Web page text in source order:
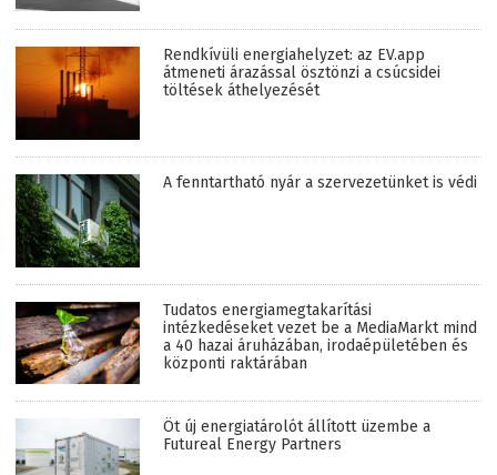
Rendkívüli energiahelyzet: az EV.app
átmeneti árazással ösztönzi a csúcsidei
töltések áthelyezését
A fenntartható nyár a szervezetünket is védi
Tudatos energiamegtakarítási
intézkedéseket vezet be a MediaMarkt mind
a 40 hazai áruházában, irodaépületében és
központi raktárában
Öt új energiatárolót állított üzembe a
Futureal Energy Partners